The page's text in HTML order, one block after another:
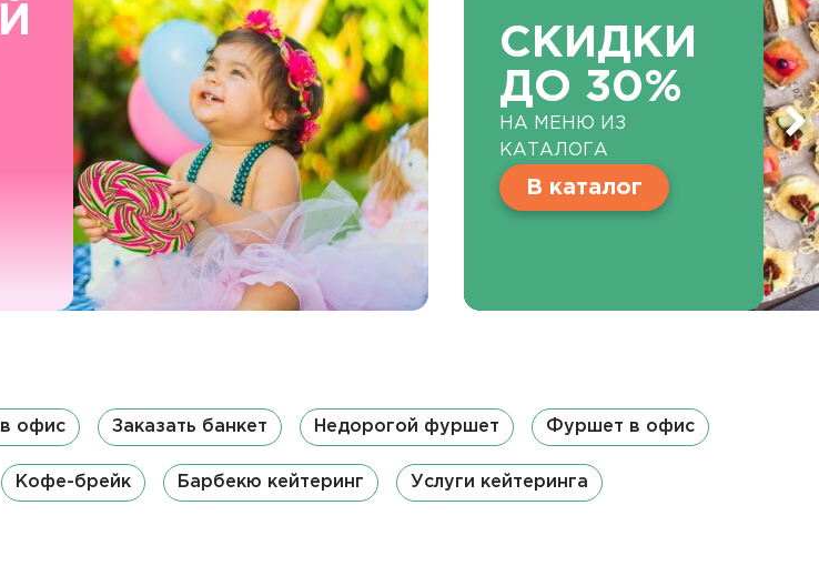
СКИДКИ
ДО 30%
НА МЕНЮ ИЗ
КАТАЛОГА
В каталог
в офис Заказать банкет Недорогой фуршет Фуршет в офис
Кофе-брейк Барбекю кейтеринг Услуги кейтеринга